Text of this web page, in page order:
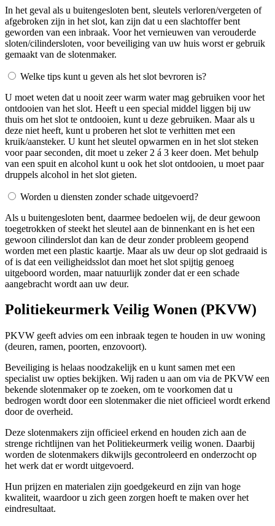
In het geval als u buitengesloten bent, sleutels verloren/vergeten of
afgebroken zijn in het slot, kan zijn dat u een slachtoffer bent
geworden van een inbraak. Voor het vernieuwen van verouderde
sloten/cilindersloten, voor beveiliging van uw huis worst er gebruik
gemaakt van de slotenmaker.
Welke tips kunt u geven als het slot bevroren is?
U moet weten dat u nooit zeer warm water mag gebruiken voor het
ontdooien van het slot. Heeft u een special middel liggen bij uw
thuis om het slot te ontdooien, kunt u deze gebruiken. Maar als u
deze niet heeft, kunt u proberen het slot te verhitten met een
kruik/aansteker. U kunt het sleutel opwarmen en in het slot steken
voor paar seconden, dit moet u zeker 2 á 3 keer doen. Met behulp
van een spuit en alcohol kunt u ook het slot ontdooien, u moet paar
druppels alcohol in het slot gieten.
Worden u diensten zonder schade uitgevoerd?
Als u buitengesloten bent, daarmee bedoelen wij, de deur gewoon
toegetrokken of steekt het sleutel aan de binnenkant en is het een
gewoon cilinderslot dan kan de deur zonder probleem geopend
worden met een plastic kaartje. Maar als uw deur op slot gedraaid is
of is dat een veiligheidsslot dan moet het slot spijtig genoeg
uitgeboord worden, maar natuurlijk zonder dat er een schade
aangebracht wordt aan uw deur.
Politiekeurmerk Veilig Wonen (PKVW)
PKVW geeft advies om een inbraak tegen te houden in uw woning
(deuren, ramen, poorten, enzovoort).
Beveiliging is helaas noodzakelijk en u kunt samen met een
specialist uw opties bekijken. Wij raden u aan om via de PKVW een
bekende slotenmaker op te zoeken, om te voorkomen dat u
bedrogen wordt door een slotenmaker die niet officieel wordt erkend
door de overheid.
Deze slotenmakers zijn officieel erkend en houden zich aan de
strenge richtlijnen van het Politiekeurmerk veilig wonen. Daarbij
worden de slotenmakers dikwijls gecontroleerd en onderzocht op
het werk dat er wordt uitgevoerd.
Hun prijzen en materialen zijn goedgekeurd en zijn van hoge
kwaliteit, waardoor u zich geen zorgen hoeft te maken over het
eindresultaat.